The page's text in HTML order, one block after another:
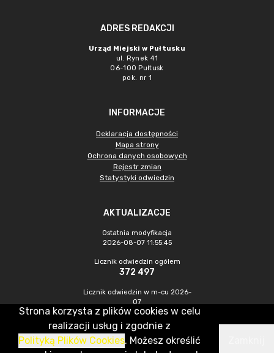
ADRES REDAKCJI
Urząd Miejski w Pułtusku
ul. Rynek 41
06-100 Pułtusk
pok. nr 1
INFORMACJE
Deklaracja dostępności
Mapa strony
Ochrona danych osobowych
Rejestr zmian
Statystyki odwiedzin
AKTUALIZACJE
Ostatnia modyfikacja
2026-08-07 11:55:45
Licznik odwiedzin ogółem
372 497
Licznik odwiedzin w m-cu 2026-
07
1 201
CMS & Hosting: Nefeni Sp. z o.o.
Strona korzysta z plików cookies w celu
realizacji usług i zgodnie z
Polityką Plików Cookies. Możesz określić